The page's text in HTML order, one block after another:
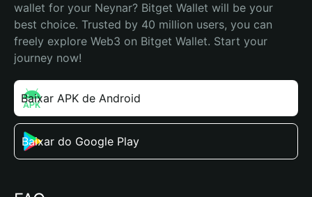
wallet for your Neynar? Bitget Wallet will be your
best choice. Trusted by 40 million users, you can
freely explore Web3 on Bitget Wallet. Start your
journey now!
Baixar APK de Android
Baixar do Google Play